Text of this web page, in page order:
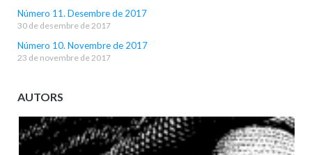
Número 11. Desembre de 2017
30 de desembre de 2017
Número 10. Novembre de 2017
23 de novembre de 2017
AUTORS